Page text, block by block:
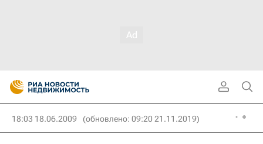
18:03 18.06.2009 (обновлено: 09:20 21.11.2019)